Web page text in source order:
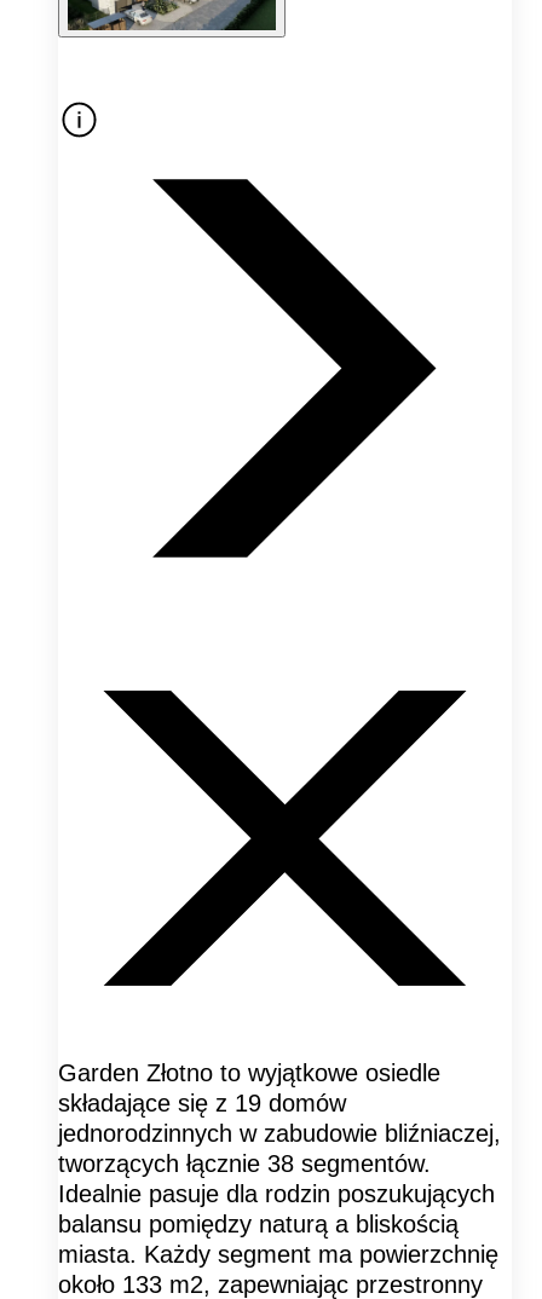
Garden Złotno to wyjątkowe osiedle
składające się z 19 domów
jednorodzinnych w zabudowie bliźniaczej,
tworzących łącznie 38 segmentów.
Idealnie pasuje dla rodzin poszukujących
balansu pomiędzy naturą a bliskością
miasta. Każdy segment ma powierzchnię
około 133 m2, zapewniając przestronny